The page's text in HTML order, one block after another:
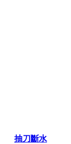
抽刀斷水